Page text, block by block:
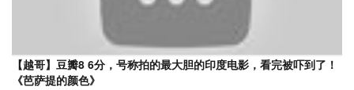
【越哥】豆瓣8 6分，号称拍的最大胆的印度电影，看完被吓到了！
《芭萨提的颜色》